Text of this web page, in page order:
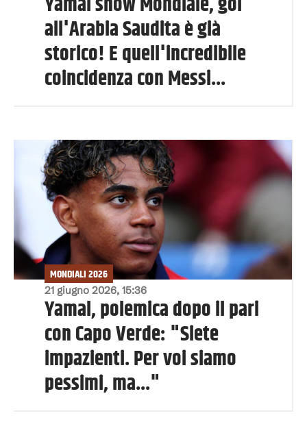
all'Arabia Saudita è già
storico! E quell'incredibile
coincidenza con Messi...
21 giugno 2026, 15:36
MONDIALI 2026
Yamal, polemica dopo il pari
con Capo Verde: "Siete
impazienti. Per voi siamo
pessimi, ma..."